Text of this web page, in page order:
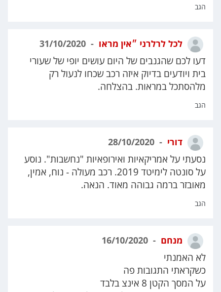
הגב
לכל לרלרני ״אין מראו
דעו לכם שהגנבים של היום עושים יופי של שעורי
בית ויודעים בדיוק איזה רכב שכחו לנעול רק
מלהסתכל במראות. בהצלחה.
הגב
דורי
נסעתי על אמריקאיות ואירופאיות "נחשבות". נוסע
על סונטה לימיטד 2019. רכב מעולה - נוח, אמין,
מאובזר ברמה גבוהה מאוד. הנאה.
הגב
מנחם
לא האמנתי
כשקראתי התגובות פה
על המסך הקטן 8 אינצ בלבד